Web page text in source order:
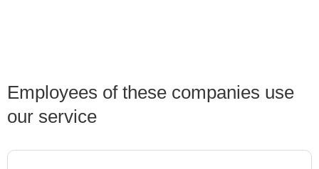
Employees of these companies use
our service